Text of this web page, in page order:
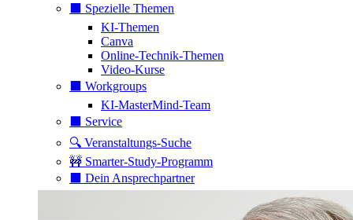
⬛️ Spezielle Themen
KI-Themen
Canva
Online-Technik-Themen
Video-Kurse
⬛️ Workgroups
KI-MasterMind-Team
⬛️ Service
🔍 Veranstaltungs-Suche
🚧 Smarter-Study-Programm
⬛️ Dein Ansprechpartner